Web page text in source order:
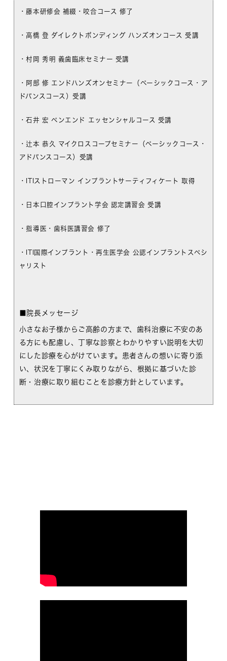
・藤本研修会 補綴・咬合コース 修了
・高橋 登 ダイレクトボンディング ハンズオンコース 受講
・村岡 秀明 義歯臨床セミナー 受講
・阿部 修 エンドハンズオンセミナー（ベーシックコース・ア
ドバンスコース）受講
・石井 宏 ペンエンド エッセンシャルコース 受講
・辻本 恭久 マイクロスコープセミナー（ベーシックコース・
アドバンスコース）受講
・ITIストローマン インプラントサーティフィケート 取得
・日本口腔インプラント学会 認定講習会 受講
・指導医・歯科医講習会 修了
・ITI国際インプラント・再生医学会 公認インプラントスペシ
ャリスト
■院長メッセージ
小さなお子様からご高齢の方まで、歯科治療に不安のあ
る方にも配慮し、丁寧な診察とわかりやすい説明を大切
にした診療を心がけています。患者さんの想いに寄り添
い、状況を丁寧にくみ取りながら、根拠に基づいた診
断・治療に取り組むことを診療方針としています。